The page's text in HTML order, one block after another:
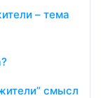
– тема
смысл